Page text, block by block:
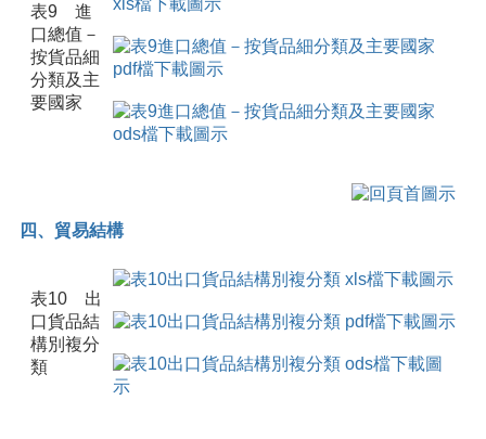
表9 進
口總值－
按貨品細
分類及主
要國家
四、貿易結構
表10 出
口貨品結
構別複分
類